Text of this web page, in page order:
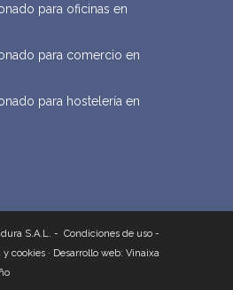
para oficinas en
para comercio en
para hostelería en
S.A.L. - Condiciones de uso -
y cookies · Desarrollo web: Vinaixa